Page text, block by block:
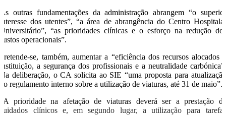
As outras fundamentações da administração abrangem “o superior
interesse dos utentes”, “a área de abrangência do Centro Hospitalar
Universitário”, “as prioridades clínicas e o esforço na redução dos
custos operacionais”.
Pretende-se, também, aumentar a “eficiência dos recursos alocados à
instituição, a segurança dos profissionais e a neutralidade carbónica”.
Na deliberação, o CA solicita ao SIE “uma proposta para atualização
do regulamento interno sobre a utilização de viaturas, até 31 de maio”.
“A prioridade na afetação de viaturas deverá ser a prestação de
cuidados clínicos e, em segundo lugar, a utilização para tarefas